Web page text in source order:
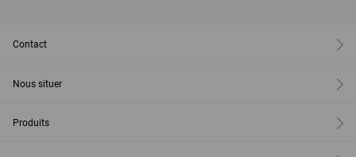
Contact
Nous situer
Produits